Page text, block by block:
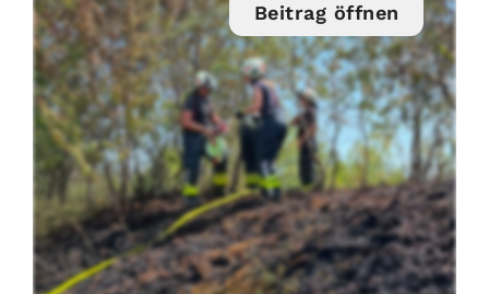
Beitrag öffnen